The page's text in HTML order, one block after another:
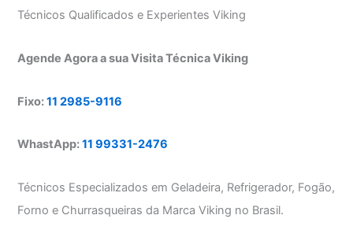
Técnicos Qualificados e Experientes Viking
Agende Agora a sua Visita Técnica Viking
Fixo:11 2985-9116
WhastApp:11 99331-2476
Técnicos Especializados em Geladeira, Refrigerador, Fogão,
Forno e Churrasqueiras da Marca Viking no Brasil.